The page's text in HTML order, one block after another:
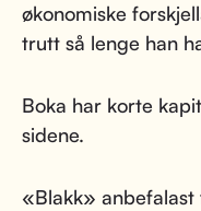
økonomiske
trutt så lenge han
Boka har korte
sidene.
«Blakk» anbefalast